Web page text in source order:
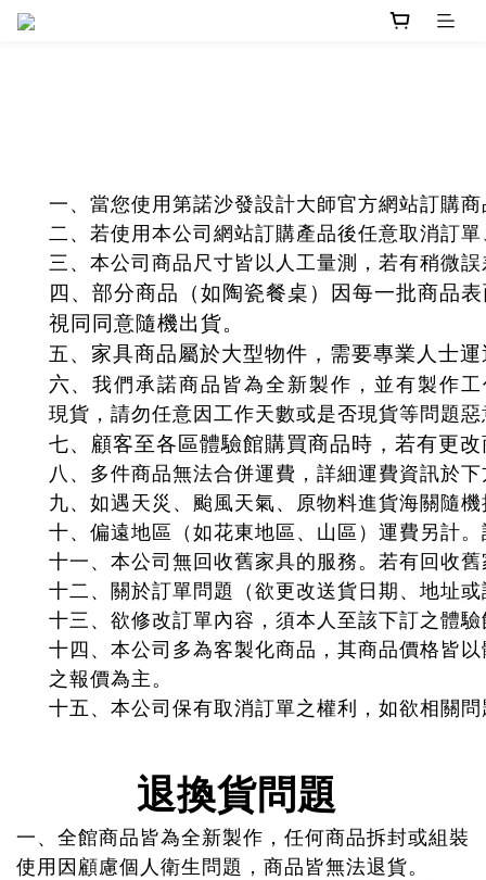
一、當您使用第諾沙發設計大師官方網站訂購
二、若使用本公司網站訂購產品後任意取消訂
三、本公司商品尺寸皆以人工量測，若有稍微
四、部分商品（如陶瓷餐桌）因每一批商品
視同同意隨機出貨。
五、家具商品屬於大型物件，需要專業人士
六、我們承諾商品皆為全新製作，並有製作工
現貨，請勿任意因工作天數或是否現貨等問題
七、顧客至各區體驗館購買商品時，若有更
八 、多件商品無法合併運費，詳細運費資訊於
九、如遇天災、颱風天氣、原物料進貨海關隨
十、偏遠地區（如花東地區、山區）運費另計
十一、本公司無回收舊家具的服務。若有回收
十二、關於訂單問題（欲更改送貨日期、地址
十三、欲修改訂單內容，須本人至該下訂之體
十四、本公司多為客製化商品，其商品價格皆
之報價為主。
十五、本公司保有取消訂單之權利，如欲相關
退換貨問題
一、全館商品皆為全新製作，任何商品拆封或組裝
使用因顧慮個人衛生問題，商品皆無法退貨。